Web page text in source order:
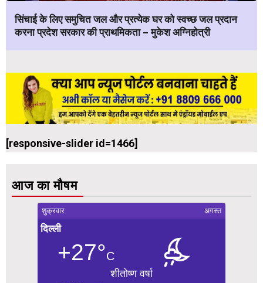
सिंचाई के लिए समुचित जल और प्रत्येक घर को स्वच्छ जल प्रदान
करना प्रदेश सरकार की प्राथमिकता – मुकेश अग्निहोत्री
[responsive-slider id=1466]
आज का मौषम
शुक्रवार अगस्त
दिल्ली
+27°C
शीतोष्ण वर्षा